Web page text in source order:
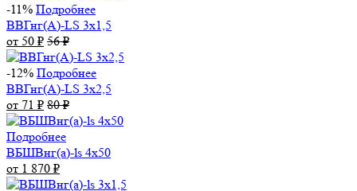
-11% Подробнее
ВВГнг(А)-LS 3х1,5
от 50 ₽ 56₽
-12% Подробнее
ВВГнг(А)-LS 3х2,5
от 71 ₽ 80₽
Подробнее
ВБШВнг(а)-ls 4x50
от 1 870 ₽